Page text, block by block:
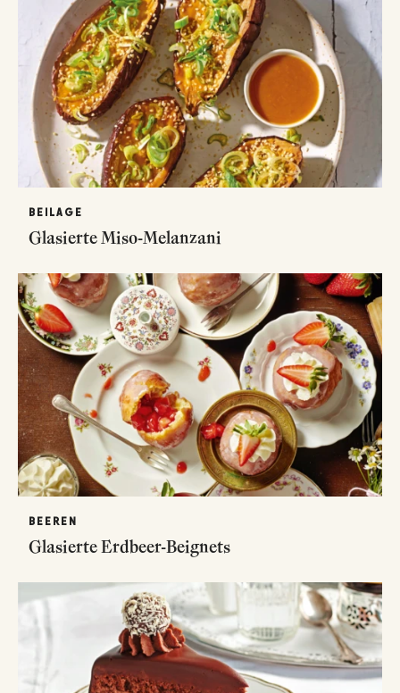
BEILAGE
Glasierte Miso-Melanzani
BEEREN
Glasierte Erdbeer-Beignets